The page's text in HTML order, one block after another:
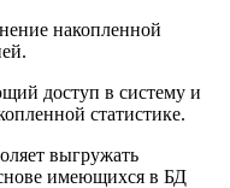
накопленной
доступ в систему и
статистике.
выгружать
имеющихся в БД